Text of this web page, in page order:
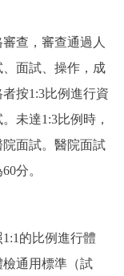
查，審查通過人
面試、操作，成
按1:3比例進行資
未達1:3比例時，
面試。醫院面試
分。
的比例進行體
通用標準（試